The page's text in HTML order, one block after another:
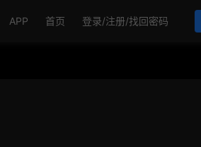
APP 首页 登录/注册/找回密码